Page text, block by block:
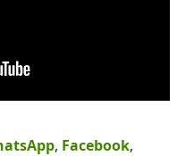
, Facebook,